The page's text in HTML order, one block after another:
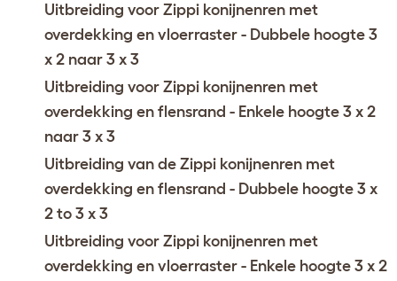
Uitbreiding voor Zippi konijnenren met
overdekking en vloerraster - Dubbele hoogte 3
x 2 naar 3 x 3
Uitbreiding voor Zippi konijnenren met
overdekking en flensrand - Enkele hoogte 3 x 2
naar 3 x 3
Uitbreiding van de Zippi konijnenren met
overdekking en flensrand - Dubbele hoogte 3 x
2 to 3 x 3
Uitbreiding voor Zippi konijnenren met
overdekking en vloerraster - Enkele hoogte 3 x 2